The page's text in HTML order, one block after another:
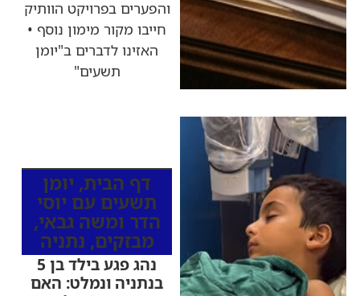
והפערים בפרויקט הוותיק
חייבו מקור מימון נוסף •
האזינו לדברים ב"יומן
תשעים"
דף הבית, יומן
תשעים עם יוסי
הדר ומשה גבאי,
מבזקים, נתניה
נהג פגע בילד בן 5
בנתניה ונמלט: האם